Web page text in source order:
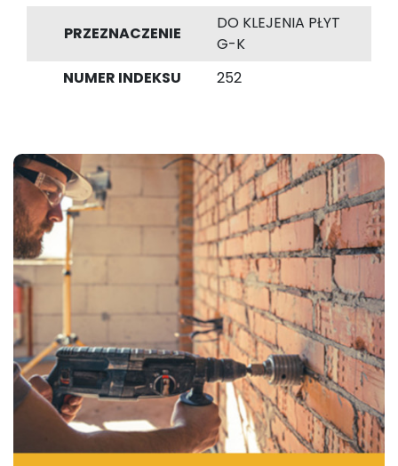
PRZEZNACZENIE
DO KLEJENIA PŁYT
G-K
NUMER INDEKSU
252